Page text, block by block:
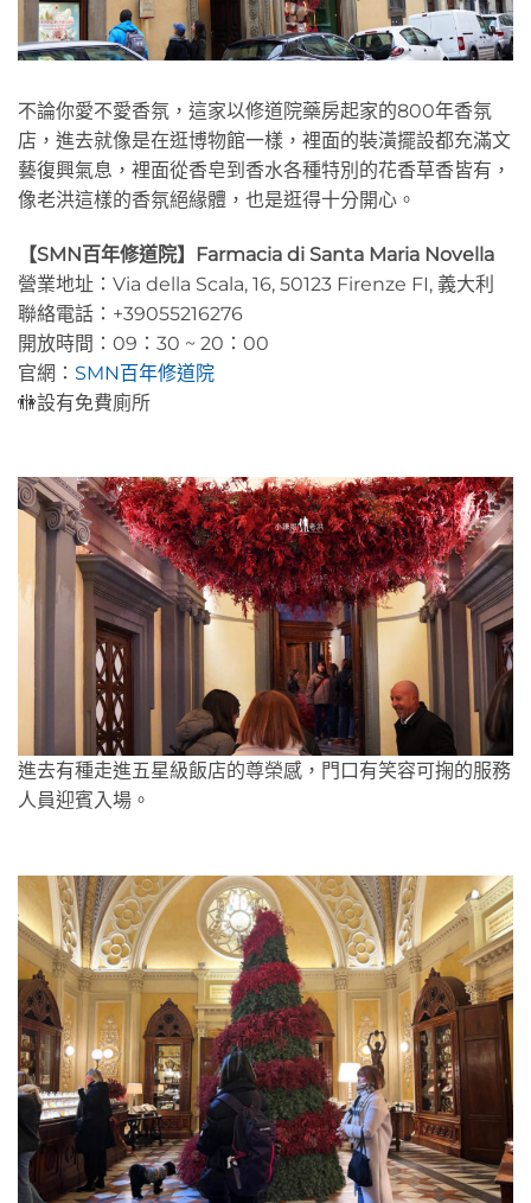
不論你愛不愛香氛，這家以修道院藥房起家的800年香氛
店，進去就像是在逛博物館一樣，裡面的裝潢擺設都充滿文
藝復興氣息，裡面從香皂到香水各種特別的花香草香皆有，
像老洪這樣的香氛絕緣體，也是逛得十分開心。
【SMN百年修道院】Farmacia di Santa Maria Novella
營業地址：Via della Scala, 16, 50123 Firenze FI, 義大利
聯絡電話：+39055216276
開放時間：09：30 ~ 20：00
官網： SMN百年修道院
🚻設有免費廁所
進去有種走進五星級飯店的尊榮感，門口有笑容可掬的服務
人員迎賓入場。